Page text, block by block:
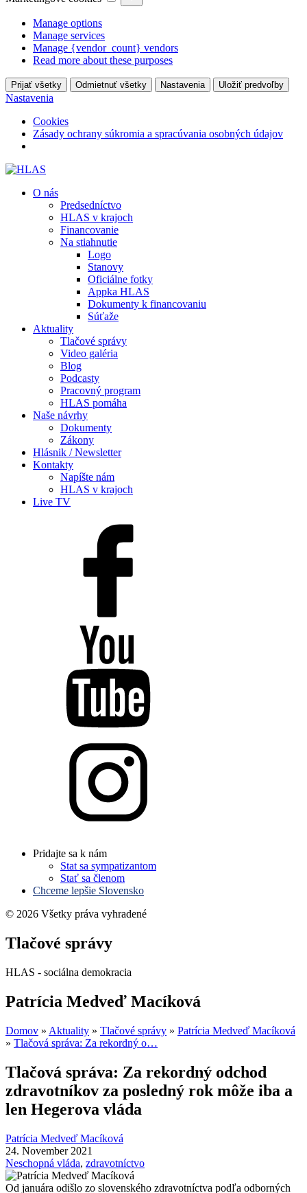
cookies
Manage options
Manage services
Manage {vendor_count} vendors
Read more about these purposes
Prijať všetky Odmietnuť všetky Nastavenia Uložiť predvoľby
Nastavenia
Cookies
Zásady ochrany súkromia a spracúvania osobných údajov
O nás
Predsedníctvo
HLAS v krajoch
Financovanie
Na stiahnutie
Logo
Stanovy
Oficiálne fotky
Appka HLAS
Dokumenty k financovaniu
Súťaže
Aktuality
Tlačové správy
Video galéria
Blog
Podcasty
Pracovný program
HLAS pomáha
Naše návrhy
Dokumenty
Zákony
Hlásnik / Newsletter
Kontakty
Napíšte nám
HLAS v krajoch
Live TV
Pridajte sa k nám
Stat sa sympatizantom
Stať sa členom
Chceme lepšie Slovensko
© 2026 Všetky práva vyhradené
Tlačové správy
HLAS - sociálna demokracia
Patrícia Medveď Macíková
Domov » Aktuality » Tlačové správy » Patrícia Medveď Macíková
» Tlačová správa: Za rekordný o…
Tlačová správa: Za rekordný odchod
zdravotníkov za posledný rok môže iba a
len Hegerova vláda
Patrícia Medveď Macíková
24. November 2021
Neschopná vláda, zdravotníctvo
Od januára odišlo zo slovenského zdravotníctva podľa odborných